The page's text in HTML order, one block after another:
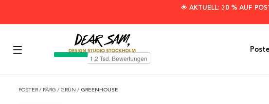
🌟 AKTUELL: 30 % AUF
POSTER / FÄRG / GRÜN / GREENHOUSE